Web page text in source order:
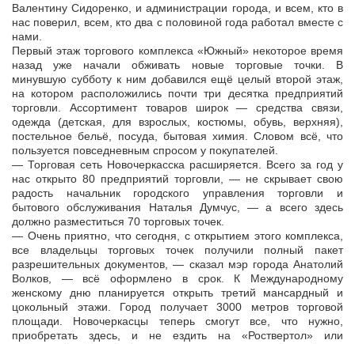
Валентину Сидоренко, и администрации города, и всем, кто в
нас поверил, всем, кто два с половиной года работал вместе с
нами.
Первый этаж торгового комплекса «Южный» некоторое время
назад уже начали обживать новые торговые точки. В
минувшую субботу к ним добавился ещё целый второй этаж,
на котором расположились почти три десятка предприятий
торговли. Ассортимент товаров широк — средства связи,
одежда (детская, для взрослых, костюмы, обувь, верхняя),
постельное бельё, посуда, бытовая химия. Словом всё, что
пользуется повседневным спросом у покупателей.
— Торговая сеть Новочеркасска расширяется. Всего за год у
нас открыто 80 предприятий торговли, — не скрывает свою
радость начальник городского управления торговли и
бытового обслуживания Наталья Думчус, — а всего здесь
должно разместиться 70 торговых точек.
— Очень приятно, что сегодня, с открытием этого комплекса,
все владельцы торговых точек получили полный пакет
разрешительных документов, — сказал мэр города Анатолий
Волков, — всё оформлено в срок. К Международному
женскому дню планируется открыть третий мансардный и
цокольный этажи. Город получает 3000 метров торговой
площади. Новочеркасцы теперь смогут все, что нужно,
приобретать здесь, и не ездить на «Роствертол» или